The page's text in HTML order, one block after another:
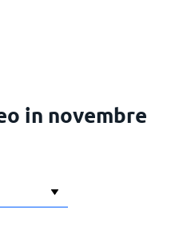
in novembre